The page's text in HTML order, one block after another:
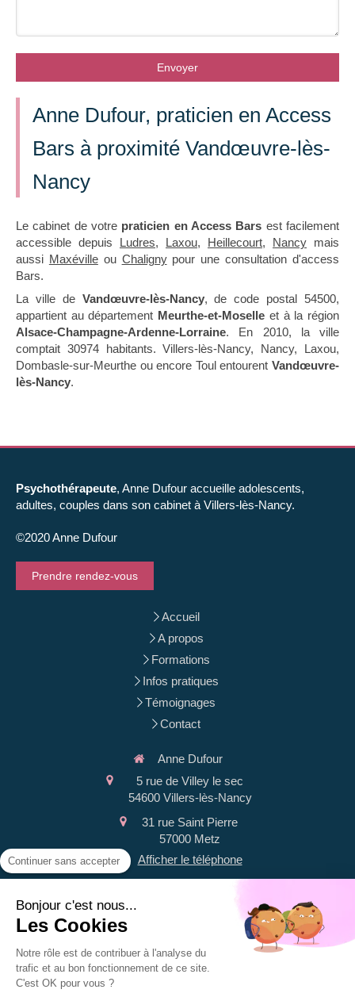
Envoyer
Anne Dufour, praticien en Access
Bars à proximité Vandœuvre-lès-
Nancy
Le cabinet de votre praticien en Access Bars est facilement
accessible depuis Ludres, Laxou, Heillecourt, Nancy mais
aussi Maxévilleou Chalignypour une consultation d'access
Bars.
La ville de Vandœuvre-lès-Nancy, de code postal 54500,
appartient au département Meurthe-et-Moselle et à la région
Alsace-Champagne-Ardenne-Lorraine. En 2010, la ville
comptait 30974 habitants. Villers-lès-Nancy, Nancy, Laxou,
Dombasle-sur-Meurthe ou encore Toul entourent Vandœuvre-
lès-Nancy.
Psychothérapeute, Anne Dufour accueille adolescents,
adultes, couples dans son cabinet à Villers-lès-Nancy.
©2020 Anne Dufour
Prendre rendez-vous
Accueil
A propos
Formations
Infos pratiques
Témoignages
Contact
Anne Dufour
5 rue de Villey le sec
54600 Villers-lès-Nancy
31 rue Saint Pierre
57000 Metz
Afficher le téléphone
lundi au
samedi
9h-12h30 / 14h-19h30
Continuer sans accepter
Bonjour c'est nous...
Les Cookies
Notre rôle est de contribuer à l'analyse du
trafic et au bon fonctionnement de ce site.
C'est OK pour vous ?